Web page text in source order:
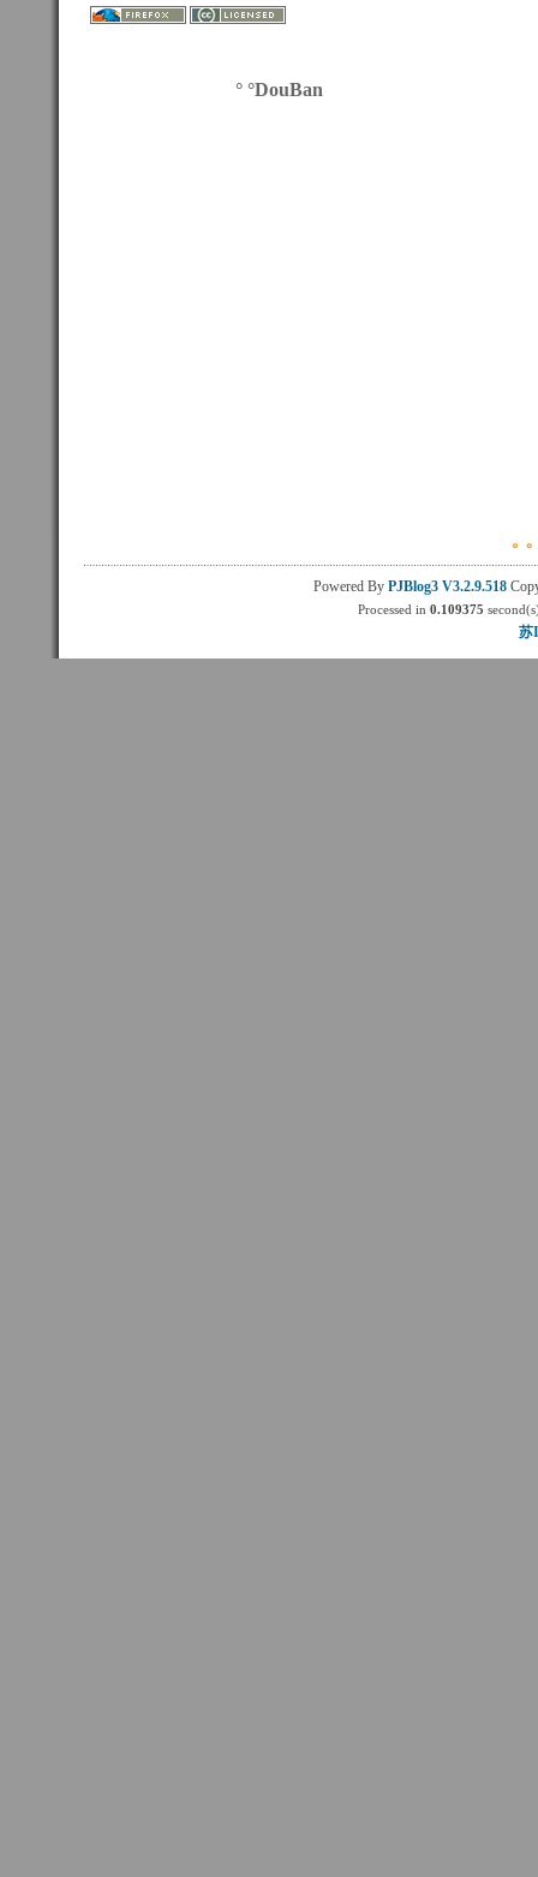
° °DouBan
Powered By PJBlog3 V3.2.9.518
Processed in0.109375
苏